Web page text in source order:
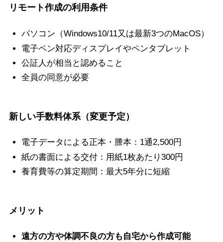
リモート作成の利用条件
パソコン（Windows10/11又は最新3つのMacOS）
電子ペン対応ディスプレイやペンタブレット
公証人が相当と認めること
全員の同意が必要
新しい手数料体系（変更予定）
電子データによる正本・謄本：1通2,500円
紙の書面による交付：用紙1枚あたり300円
養育費等の算定期間：最大5年分に短縮
メリット
遠方の方や体調不良の方も自宅から作成可能